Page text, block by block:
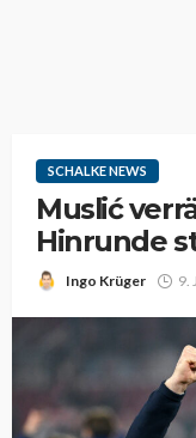
SCHALKE NEWS
Muslić
Hinrunde
Ingo Krüger 9.